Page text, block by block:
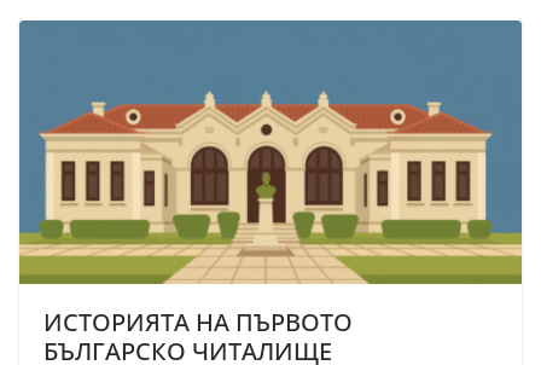
ИСТОРИЯТА НА ПЪРВОТО
БЪЛГАРСКО ЧИТАЛИЩЕ